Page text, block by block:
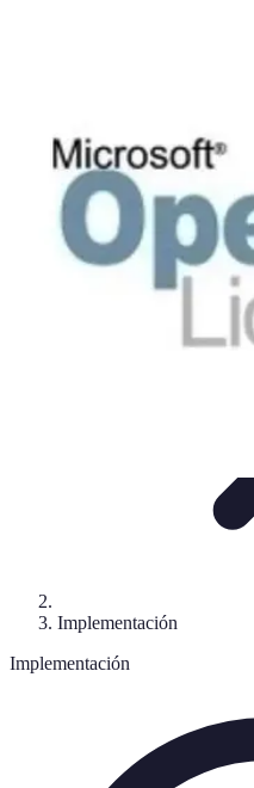
Implementación
Implementación